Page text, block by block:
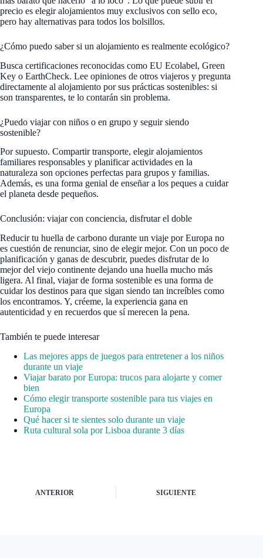
precio es elegir alojamientos muy exclusivos con sello eco,
pero hay alternativas para todos los bolsillos.
¿Cómo puedo saber si un alojamiento es realmente ecológico?
Busca certificaciones reconocidas como EU Ecolabel, Green
Key o EarthCheck. Lee opiniones de otros viajeros y pregunta
directamente al alojamiento por sus prácticas sostenibles: si
son transparentes, te lo contarán sin problema.
¿Puedo viajar con niños o en grupo y seguir siendo
sostenible?
Por supuesto. Compartir transporte, elegir alojamientos
familiares responsables y planificar actividades en la
naturaleza son opciones perfectas para grupos y familias.
Además, es una forma genial de enseñar a los peques a cuidar
el planeta desde pequeños.
Conclusión: viajar con conciencia, disfrutar el doble
Reducir tu huella de carbono durante un viaje por Europa no
es cuestión de renunciar, sino de elegir mejor. Con un poco de
planificación y ganas de descubrir, puedes disfrutar de lo
mejor del viejo continente dejando una huella mucho más
ligera. Al final, viajar de forma sostenible es una forma de
cuidar los destinos para que sigan siendo tan increíbles como
los encontramos. Y, créeme, la experiencia gana en
autenticidad y en recuerdos que sí merecen la pena.
También te puede interesar
Las mejores apps de juegos para entretener a los niños
durante un viaje
Viajar barato por Europa: trucos para alojarte y comer
bien
Cómo elegir transporte sostenible para tus viajes en
Europa
Qué hacer si te sientes solo durante un viaje
Ruta cultural sola por Lisboa durante 3 días
ANTERIOR SIGUIENTE